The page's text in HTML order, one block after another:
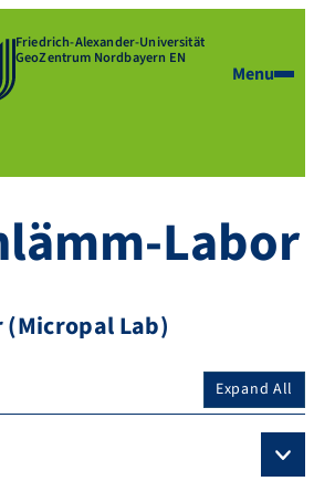
Friedrich-Alexander-Universität
GeoZentrum Nordbayern EN
Menu
Labor
Lab)
Expand All